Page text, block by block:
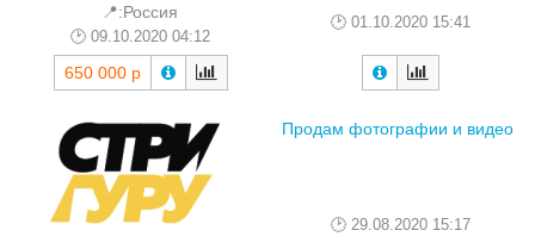
📍:Россия
09.10.2020 04:12
650 000 р
01.10.2020 15:41
Продам фотографии и видео
29.08.2020 15:17